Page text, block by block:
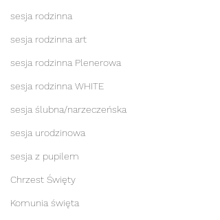
sesja rodzinna
sesja rodzinna art
sesja rodzinna Plenerowa
sesja rodzinna WHITE
sesja ślubna/narzeczeńska
sesja urodzinowa
sesja z pupilem
Chrzest Święty
Komunia święta